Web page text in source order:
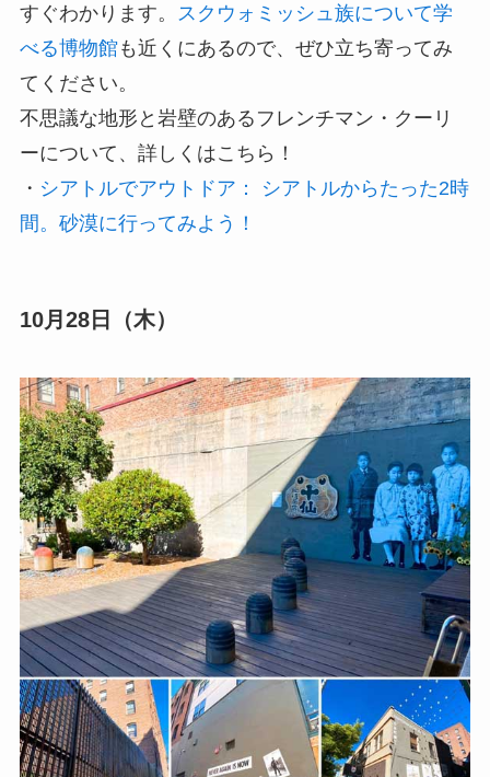
すぐわかります。
スクウォミッシュ族について学
べる博物館も近くにあるので、ぜひ立ち寄ってみ
てください。
不思議な地形と岩壁のあるフレンチマン・クーリ
ーについて、詳しくはこちら！
・ シアトルでアウトドア： シアトルからたった2時
間。砂漠に行ってみよう！
10月28日（木）